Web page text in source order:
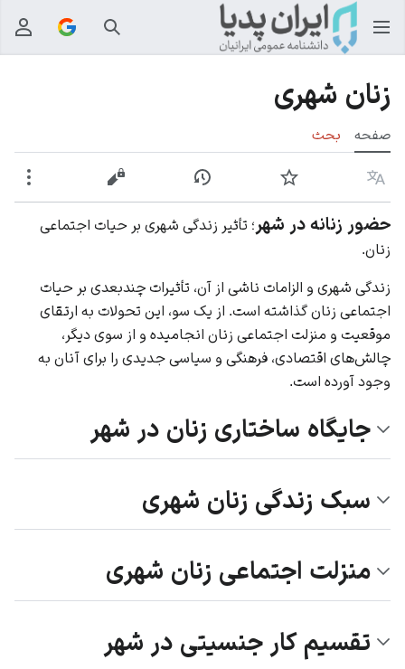
جستجو
زنان شهری
صفحه بحث
زبان پیگیری نمایش تاریخچهنمایش مبدأ
حضور زنانه در شهر ؛ تأثیر زندگی شهری بر حیات اجتماعی
زنان.
زندگی شهری و الزامات ناشی از آن، تأثیرات چندبعدی بر حیات
اجتماعی زنان گذاشته است. از یک سو، این تحولات به ارتقای
موقعیت و منزلت اجتماعی زنان انجامیده و از سوی دیگر،
چالش‌های اقتصادی، فرهنگی و سیاسی جدیدی را برای آنان به
وجود آورده است.
جایگاه ساختاری زنان در شهر
سبک زندگی زنان شهری
منزلت اجتماعی زنان شهری
تقسیم کار جنسیتی در شهر